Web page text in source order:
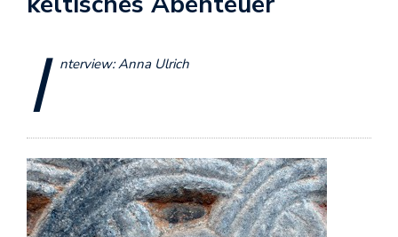
I nterview: Anna Ulrich